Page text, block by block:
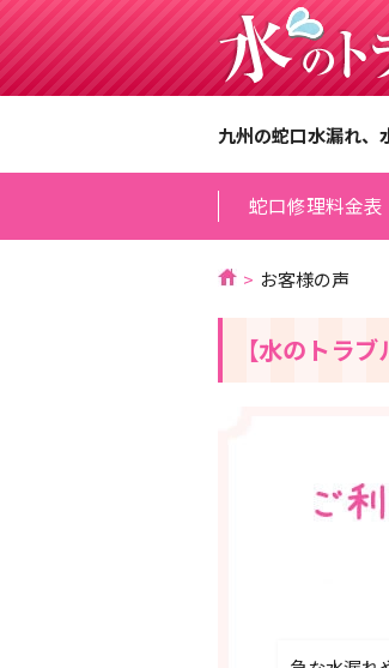
九州の蛇口水漏れ、
蛇口修理料金表
お客様の声
【水のトラ